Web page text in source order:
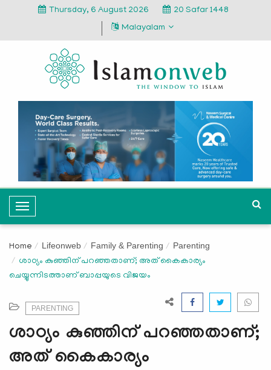
Thursday, 6 August 2026
20 Safar 1448
Malayalam
T
o
g
l
e
v
i
g
Home Lifeonweb Family & Parenting Parenting
ശാഠ്യം കുഞ്ഞിന് പറഞ്ഞതാണ്; അത് കൈകാര്യം
ചെയ്യുന്നിടത്താണ് ബാപ്പയുടെ വിജയം
PARENTING
ശാഠ്യം കുഞ്ഞിന് പറഞ്ഞതാണ്;
അത് കൈകാര്യം